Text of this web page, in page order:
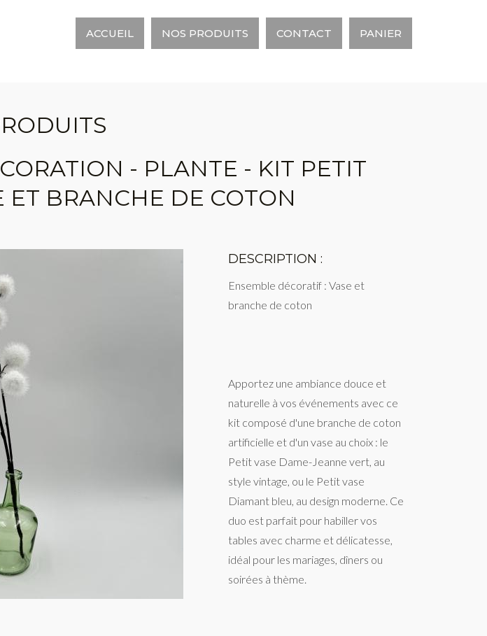
ACCUEIL NOS PRODUITS CONTACT PANIER
- PLANTE - KIT PETIT
ET BRANCHE DE COTON
DESCRIPTION :
Ensemble décoratif : Vase et
branche de coton
Apportez une ambiance douce et
naturelle à vos événements avec ce
kit composé d'une branche de coton
artificielle et d'un vase au choix : le
Petit vase Dame-Jeanne vert, au
style vintage, ou le Petit vase
Diamant bleu, au design moderne. Ce
duo est parfait pour habiller vos
tables avec charme et délicatesse,
idéal pour les mariages, dîners ou
soirées à thème.